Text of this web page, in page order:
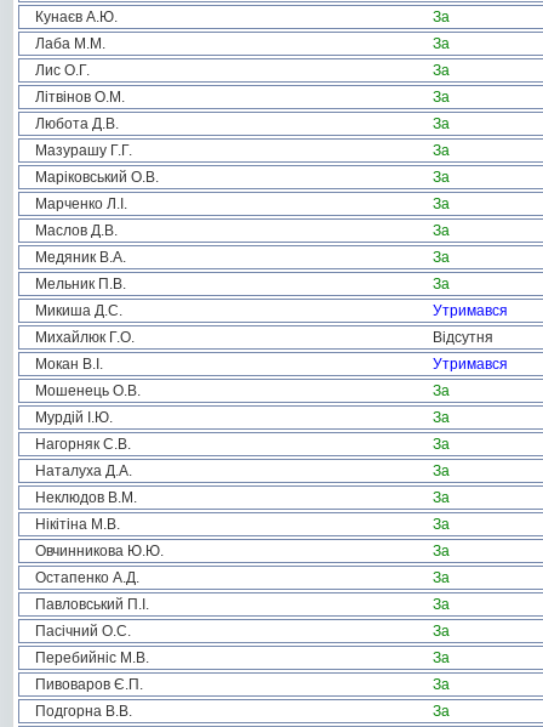
Кунаєв А.Ю.
За
Лаба М.М.
За
Лис О.Г.
За
Літвінов О.М.
За
Любота Д.В.
За
Мазурашу Г.Г.
За
Маріковський О.В.
За
Марченко Л.І.
За
Маслов Д.В.
За
Медяник В.А.
За
Мельник П.В.
За
Микиша Д.С.
Утримався
Михайлюк Г.О.
Відсутня
Мокан В.І.
Утримався
Мошенець О.В.
За
Мурдій І.Ю.
За
Нагорняк С.В.
За
Наталуха Д.А.
За
Неклюдов В.М.
За
Нікітіна М.В.
За
Овчинникова Ю.Ю.
За
Остапенко А.Д.
За
Павловський П.І.
За
Пасічний О.С.
За
Перебийніс М.В.
За
Пивоваров Є.П.
За
Подгорна В.В.
За